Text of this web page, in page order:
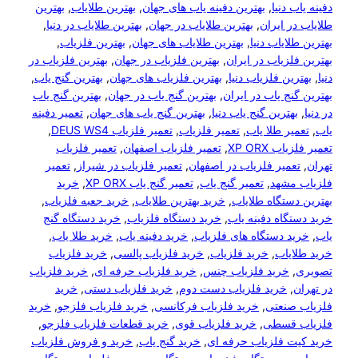
بهترین دفینه یاب های جهان, بهترین طلایاب, بهترین
بهترین طلایاب در جهان, بهترین طلایاب در دنیا,
, بهترین طلایاب های جهان , بهترین فلزیاب,
در ایران, بهترین فلزیاب در جهان, بهترین فلزیاب در
دنیا , بهترین فلزیاب های جهان , بهترین گنج یاب,
در ایران, بهترین گنج یاب در جهان, بهترین گنج یاب
گنج یاب دنیا, بهترین گنج یاب های جهان , تعمیر دفینه
یاب, تعمیر فلزیاب , تعمیر فلزیاب DEUS WS4
,
تعمیر فلزیاب اصفهان, تعمیر فلزیاب
در اصفهان , تعمیر فلزیاب در شیراز تعمیر
تعمیر گنج یاب, تعمیر گنج یاب XP ORX , خرید
طلایاب , خرید بهترین طلایاب, خرید جعبه فلزیاب ,
یاب , خرید دستگاه فلزیاب , خرید دستگاه گنج
های فلزیاب, خرید دفینه یاب, خرید طلا یاب ,
خرید فلزیاب, خرید فلزیاب پالسی, خرید فلزیاب
فلزیاب چنس, خرید فلزیاب حرفه ای, خرید فلزیاب
فلزیاب دست دوم , خرید فلزیاب دستی, خرید
خرید فلزیاب فرکانسی , خرید فلزیاب فلزجو, خرید
خرید فلزیاب قوی , خرید قطعات فلزیاب فلزجو,
حرفه ای, خرید گنج یاب , خرید و فروش فلزیاب